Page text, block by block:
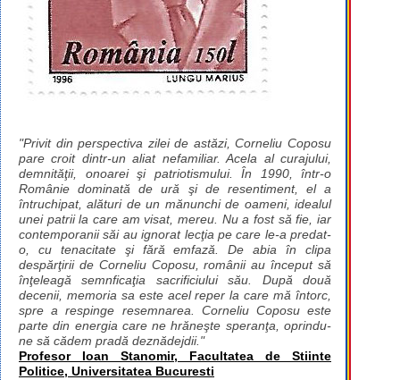
"Privit din perspectiva zilei de astăzi, Corneliu Coposu
pare croit dintr-un aliat nefamiliar. Acela al curajului,
demnităţii, onoarei şi patriotismului. În 1990, într-o
Românie dominată de ură şi de resentiment, el a
întruchipat, alături de un mănunchi de oameni, idealul
unei patrii la care am visat, mereu. Nu a fost să fie, iar
contemporanii săi au ignorat lecţia pe care le-a predat-
o, cu tenacitate şi fără emfază. De abia în clipa
despărţirii de Corneliu Coposu, românii au început să
înţeleagă semnficaţia sacrificiului său. După două
decenii, memoria sa este acel reper la care mă întorc,
spre a respinge resemnarea. Corneliu Coposu este
parte din energia care ne hrăneşte speranţa, oprindu-
ne să cădem pradă deznădejdii."
Profesor Ioan Stanomir, Facultatea de Stiinte
Politice, Universitatea Bucuresti